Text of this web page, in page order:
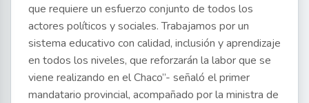
que requiere un esfuerzo conjunto de todos los
actores políticos y sociales. Trabajamos por un
sistema educativo con calidad, inclusión y aprendizaje
en todos los niveles, que reforzarán la labor que se
viene realizando en el Chaco”- señaló el primer
mandatario provincial, acompañado por la ministra de